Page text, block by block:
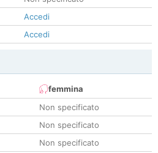
Accedi
Accedi
femmina
Non specificato
Non specificato
Non specificato